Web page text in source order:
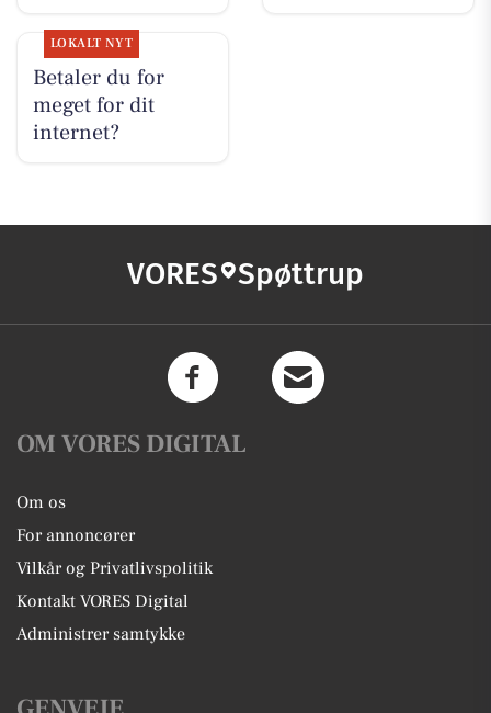
LOKALT NYT
Betaler du for
meget for dit
internet?
VORES Spøttrup
OM VORES DIGITAL
Om os
For annoncører
Vilkår og Privatlivspolitik
Kontakt VORES Digital
Administrer samtykke